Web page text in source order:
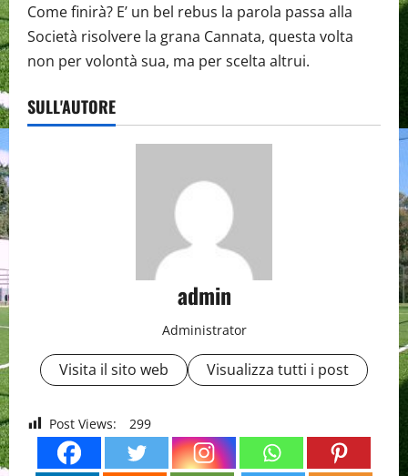
Come finirà? E’ un bel rebus la parola passa alla
Società risolvere la grana Cannata, questa volta
non per volontà sua, ma per scelta altrui.
SULL'AUTORE
admin
Administrator
Visita il sito web Visualizza tutti i post
Post Views: 299